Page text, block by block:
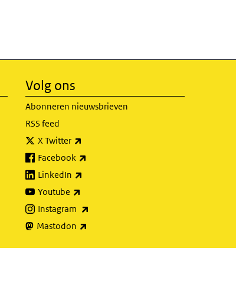
Volg ons
Abonneren nieuwsbrieven
RSS feed
X Twitter
Facebook
LinkedIn
Youtube
Instagram
Mastodon